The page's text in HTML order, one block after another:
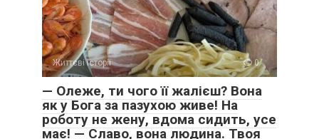
Життєві історії 0
— Олеже, ти чого її жалієш? Вона
як у Бога за пазухою живе! На
роботу не жену, вдома сидить, усе
має! — Славо, вона людина. Твоя